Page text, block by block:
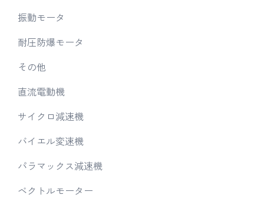
振動モータ
耐圧防爆モータ
その他
直流電動機
サイクロ減速機
バイエル変速機
パラマックス減速機
ベクトルモーター